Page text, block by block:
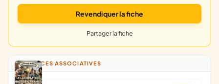
Revendiquer la fiche
Partager la fiche
ANNONCES ASSOCIATIVES